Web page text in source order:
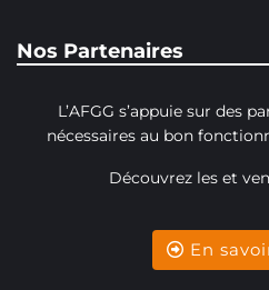
Nos Partenaires
L’AFGG s’appuie sur des
nécessaires au bon
Découvrez les et
En